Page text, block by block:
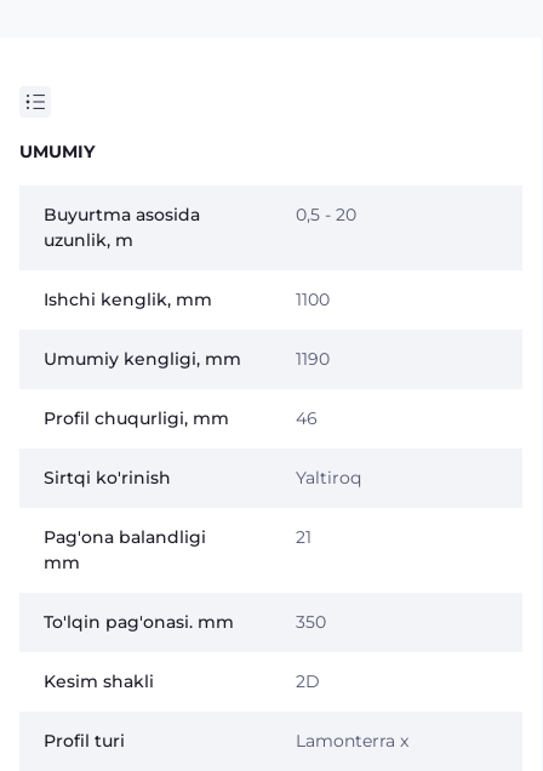
UMUMIY
Buyurtma asosida
uzunlik, m
0,5 - 20
Ishchi kenglik, mm 1100
Umumiy kengligi, mm 1190
Profil chuqurligi, mm 46
Sirtqi ko'rinish Yaltiroq
Pag'ona balandligi
mm
21
To'lqin pag'onasi. mm 350
Kesim shakli 2D
Profil turi Lamonterra x